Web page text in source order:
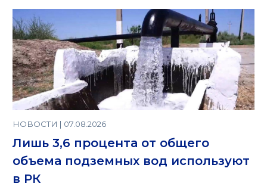
НОВОСТИ | 07.08.2026
Лишь 3,6 процента от общего
объема подземных вод используют
в РК